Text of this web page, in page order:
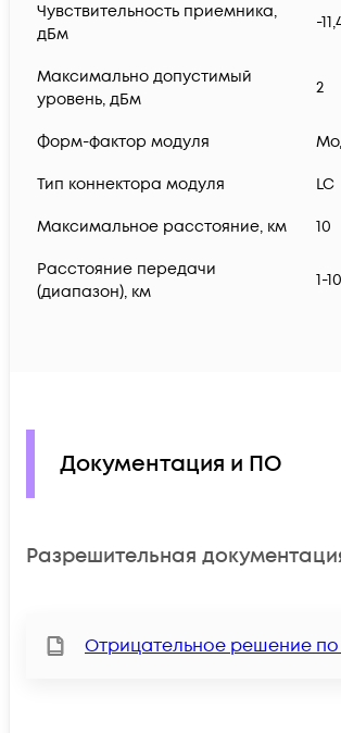
Чувствительность приемника,
дБм
-
Максимально допустимый
уровень, дБм
2
Форм-фактор модуля
Тип коннектора модуля LC
Максимальное расстояние, км 10
Расстояние передачи
(диапазон), км
1-10
Документация и ПО
Разрешительная
Отрицательное решение